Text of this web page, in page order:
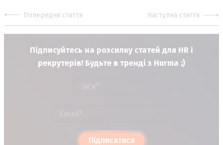
Попередня стаття Наступна стаття
Підписуйтесь на розсилку статей для HR і
рекрутерів! Будьте в тренді з Hurma ;)
Підписатися